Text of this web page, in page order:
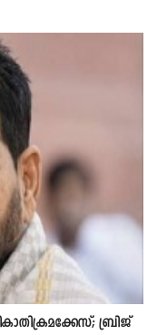
ബ്രിജ്